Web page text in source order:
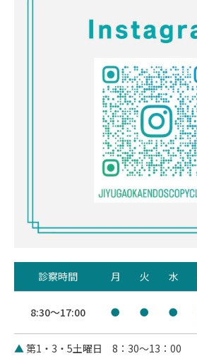
診察時間 月 火 水
8:30～17:00 ● ● ●
▲ 第1・3・5土曜日 8：30～13：00